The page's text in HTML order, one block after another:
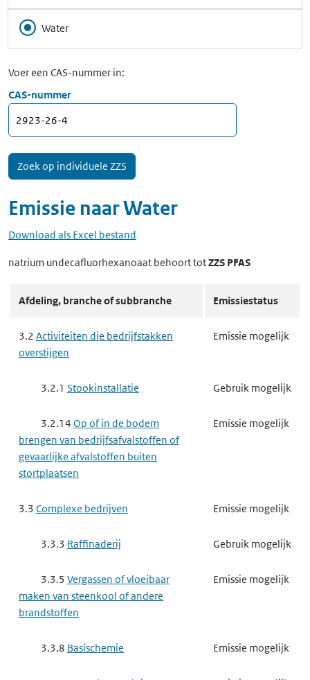
Water
Voer een CAS-nummer in:
CAS-nummer
Emissie naarWater
Download als Excel bestand
natrium undecafluorhexanoaat behoort totZZS PFAS
Afdeling, branche of subbranche Emissiestatus
3.2 Activiteiten die bedrijfstakken
overstijgen
Emissie mogelijk
3.2.1 Stookinstallatie Gebruik mogelijk
3.2.14 Op of in de bodem
brengen van bedrijfsafvalstoffen of
gevaarlijke afvalstoffen buiten
stortplaatsen
Emissie mogelijk
3.3 Complexe bedrijven Emissie mogelijk
3.3.3 Raffinaderij Gebruik mogelijk
3.3.5 Vergassen of vloeibaar
maken van steenkool of andere
brandstoffen
Emissie mogelijk
3.3.8 Basischemie Emissie mogelijk